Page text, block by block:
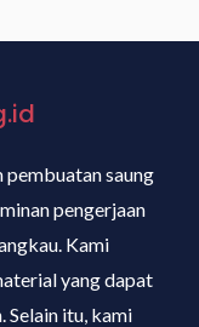
saung
pengerjaan
Kami
yang dapat
Selain itu, kami